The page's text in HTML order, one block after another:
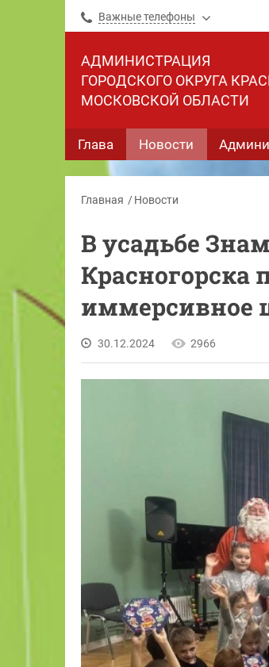
Важные телефоны
АДМИНИСТРАЦИЯ
ГОРОДСКОГО ОКРУГА
МОСКОВСКОЙ ОБЛАСТИ
Глава Новости
Главная Новости
В усадьбе
Красногорска
иммерсивное
30.12.2024 2966